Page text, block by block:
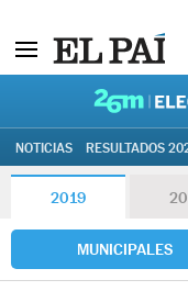
NOTICIAS RESULTADOS
2019
MUNICIPALES